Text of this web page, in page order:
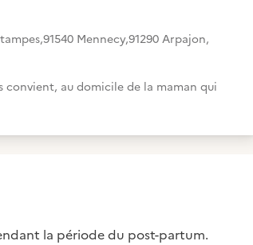
,91540 Mennecy,91290 Arpajon,
convient, au domicile de la maman qui
la période du post-partum.